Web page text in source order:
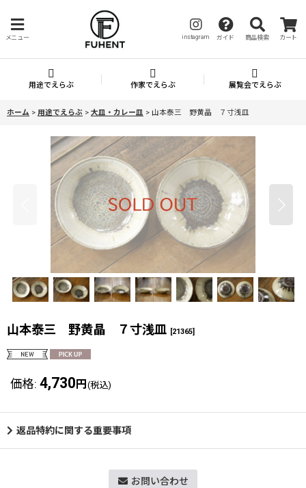
メニュー instagram ガイド 商品検索 カート
用途でえらぶ 作家でえらぶ 展覧会でえらぶ
ホーム > 用途でえらぶ > 大皿・カレー皿 > 山本泰三 野黄晶 ７寸浅皿
山本泰三 野黄晶 ７寸浅皿 [21365]
価格: 4,730 円 (税込)
返品特約に関する重要事項
お問い合わせ